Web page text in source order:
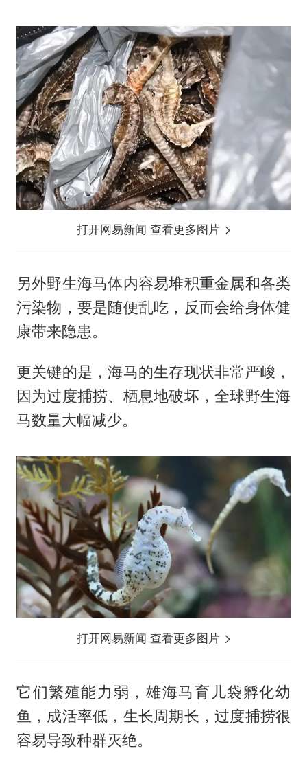
打开网易新闻 查看更多图片
另外野生海马体内容易堆积重金属和各类
污染物，要是随便乱吃，反而会给身体健
康带来隐患。
更关键的是，海马的生存现状非常严峻，
因为过度捕捞、栖息地破坏，全球野生海
马数量大幅减少。
打开网易新闻 查看更多图片
它们繁殖能力弱，雄海马育儿袋孵化幼
鱼，成活率低，生长周期长，过度捕捞很
容易导致种群灭绝。